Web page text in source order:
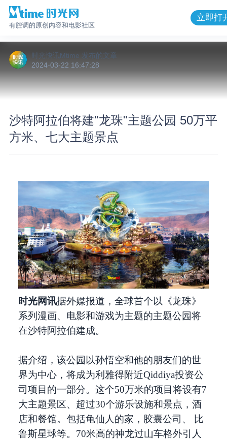
有腔调的原创内容和电影社区
立即打
时光快讯Mtime 发布的 文章
2024-03-22 16:47:28
沙特阿拉伯将建"龙珠"主题公园 50万平
方米、七大主题景点
时光网讯据外媒报道，全球首个以《龙珠》
系列漫画、电影和游戏为主题的主题公园将
在沙特阿拉伯建成。
据介绍，该公园以孙悟空和他的朋友们的世
界为中心，将成为利雅得附近Qiddiya投资公
司项目的一部分。这个50万米的项目将设有7
大主题景区、超过30个游乐设施和景点，酒
店和餐馆。包括龟仙人的家，胶囊公司、 比
鲁斯星球等。70米高的神龙过山车格外引人